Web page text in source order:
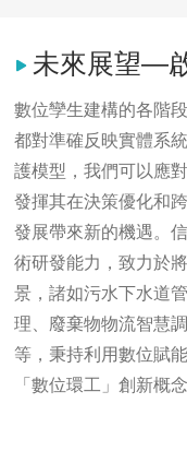
未來展望—
數位孿生建構的各階
都對準確反映實體系
護模型，我們可以應
發揮其在決策優化和
發展帶來新的機遇。
術研發能力，致力於
景，諸如污水下水道
理、廢棄物物流智慧
等，秉持利用數位賦
「數位環工」創新概